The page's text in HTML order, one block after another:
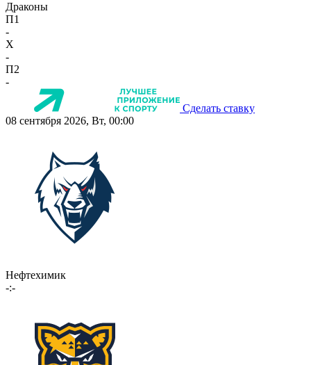
Драконы
П1
-
X
-
П2
-
Сделать ставку
08 сентября 2026, Вт, 00:00
Нефтехимик
-:-